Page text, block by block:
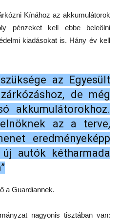
Kínához az akkumulátorok
pénzeket kell ebbe beleölni
kiadásokat is. Hány év kell
az Egyesült
de még
akkumulátorokhoz.
az a terve,
eredményeképp
autók kétharmada
a Guardiannek.
nagyonis tisztában van: